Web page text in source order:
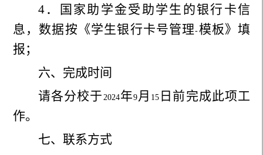
4．国家助学金受助学生的银行卡信
息，数据按《学生银行卡号管理-模板》填
报；
六、完成时间
请各分校于 2024年9月 15 日前完成此项工
作。
七、联系方式